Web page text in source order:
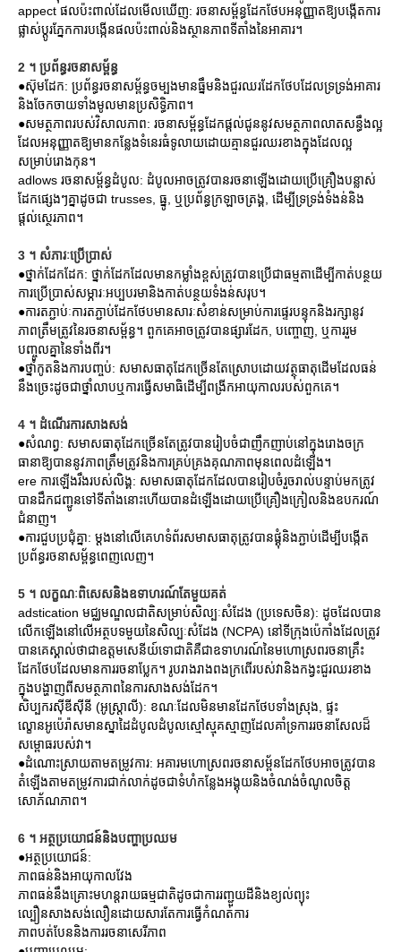
appect ផលប៉ះពាល់ដែលមើលឃើញ: រចនាសម្ព័ន្ធដែកថែបអនុញ្ញាតឱ្យបង្កើតការ
ផ្លាស់ប្តូរភ្នែកការបង្កើនផលប៉ះពាល់និងស្ថានភាពទីតាំងនៃអាគារ។
2 ។ ប្រព័ន្ធរចនាសម្ព័ន្ធ
●ស៊ុមដែក: ប្រព័ន្ធរចនាសម្ព័ន្ធចម្បងមានធ្នឹមនិងជួរឈរដែកថែបដែលទ្រទ្រង់អាគារ
និងចែកចាយទាំងមូលមានប្រសិទ្ធិភាព។
●សមត្ថភាពរបស់វិសាលភាព: រចនាសម្ព័ន្ធដែកផ្តល់ជូននូវសមត្ថភាពលាតសន្ធឹងល្អ
ដែលអនុញ្ញាតឱ្យមានកន្លែងទំនេរធំទូលាយដោយគ្មានជួរឈរខាងក្នុងដែលល្អ
សម្រាប់រោងកុន។
adlows រចនាសម្ព័ន្ធដំបូល: ដំបូលអាចត្រូវបានរចនាឡើងដោយប្រើគ្រឿងបន្លាស់
ដែកផ្សេងៗគ្នាដូចជា trusses, ធ្នូ, ឬប្រព័ន្ធក្រឡាចត្រង្គ, ដើម្បីទ្រទ្រង់ទំងន់និង
ផ្តល់ស្ថេរភាព។
3 ។ សំភារៈប្រើប្រាស់
●ថ្នាក់ដែកដែក: ថ្នាក់ដែកដែលមានកម្លាំងខ្ពស់ត្រូវបានប្រើជាធម្មតាដើម្បីកាត់បន្ថយ
ការប្រើប្រាស់សម្ភារៈអប្បបរមានិងកាត់បន្ថយទំងន់សរុប។
●ការតភ្ជាប់ៈការតភ្ជាប់ដែកថែបមានសារៈសំខាន់សម្រាប់ការផ្ទេរបន្ទុកនិងរក្សានូវ
ភាពត្រឹមត្រូវនៃរចនាសម្ព័ន្ធ។ ពួកគេអាចត្រូវបានផ្សារដែក, បញ្ចោញ, ឬការរួម
បញ្ចូលគ្នានៃទាំងពីរ។
●ថ្នាំកូតនិងការបញ្ចប់: សមាសធាតុដែកច្រើនតែស្រោបដោយវត្ថុធាតុដើមដែលធន់
នឹងច្រេះដូចជាថ្នាំលាបឬការធ្វើសមាធិដើម្បីពង្រីកអាយុកាលរបស់ពួកគេ។
4 ។ ដំណើរការសាងសង់
●សំណព្វ: សមាសធាតុដែកច្រើនតែត្រូវបានរៀបចំជាញឹកញាប់នៅក្នុងរោងចក្រ
ធានាឱ្យបាននូវភាពត្រឹមត្រូវនិងការគ្រប់គ្រងគុណភាពមុនពេលដំឡើង។
ere ការឡើងរឹងរបស់លិង្គ: សមាសធាតុដែកដែលបានរៀបចំរួចរាល់បន្ទាប់មកត្រូវ
បានដឹកជញ្ជូនទៅទីតាំងនោះហើយបានដំឡើងដោយប្រើគ្រឿងក្រៀលនិងឧបករណ៍
ជំនាញ។
●ការជួបប្រជុំគ្នា: ម្តងនៅលើគេហទំព័រសមាសធាតុត្រូវបានផ្គុំនិងភ្ជាប់ដើម្បីបង្កើត
ប្រព័ន្ធរចនាសម្ព័ន្ធពេញលេញ។
5 ។ លក្ខណៈពិសេសនិងឧទាហរណ៍តែមួយគត់
adstication មជ្ឈមណ្ឌលជាតិសម្រាប់សិល្បៈសំដែង (ប្រទេសចិន): ដូចដែលបាន
លើកឡើងនៅលើអត្ថបទមួយនៃសិល្បៈសំដែង (NCPA) នៅទីក្រុងប៉េកាំងដែលត្រូវ
បានគេស្គាល់ថាជាឧត្តមសេនីយ៍ទោជាតិគឺជាឧទាហរណ៍នៃមហោស្រពរចនាគ្រឹះ
ដែកថែបដែលមានការរចនាប្លែក។ រូបរាងរាងពងក្រពើរបស់វានិងកង្វះជួរឈរខាង
ក្នុងបង្ហាញពីសមត្ថភាពនៃការសាងសង់ដែក។
សិប្បករស៊ីឌីស៊ីនី (អូស្រ្តាលី): ខណៈដែលមិនមានដែកថែបទាំងស្រុង, ផ្ទះ
ល្ខោនអូប៉េរ៉ាសមានស្នាដៃដំបូលដំបូលស្មៅស្មុគស្មាញដែលគាំទ្រការរចនាសែលដ៏
សម្ពោធរបស់វា។
●ដំណោះស្រាយតាមតម្រូវការ: អគារមហោស្រពរចនាសម្ព័នដែកថែបអាចត្រូវបាន
តំឡើងតាមតម្រូវការជាក់លាក់ដូចជាទំហំកន្លែងអង្គុយនិងចំណង់ចំណូលចិត្ត
សោភ័ណភាព។
6 ។ អត្ថប្រយោជន៍និងបញ្ហាប្រឈម
●អត្ថប្រយោជន៍:
ភាពធន់និងអាយុកាលវែង
ភាពធន់នឹងគ្រោះមហន្តរាយធម្មជាតិដូចជាការរញ្ជួយដីនិងខ្យល់ព្យុះ
ល្បឿនសាងសង់លឿនដោយសារតែការធ្វើកំណត់ការ
ភាពបត់បែននិងការរចនាសេរីភាព